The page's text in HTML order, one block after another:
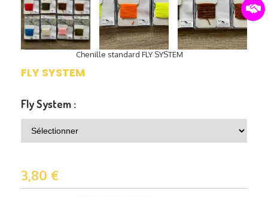
Chenille standard FLY SYSTEM
FLY SYSTEM
Fly System :
3,80 €